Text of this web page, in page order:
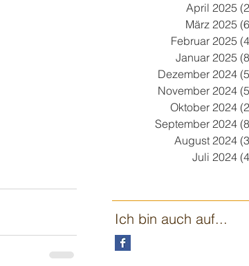
April 2025
März 2025
Februar 2025
Januar 2025
Dezember 2024
November 2024
Oktober 2024
September 2024
August 2024
Juli 2024
Ich bin auch auf...